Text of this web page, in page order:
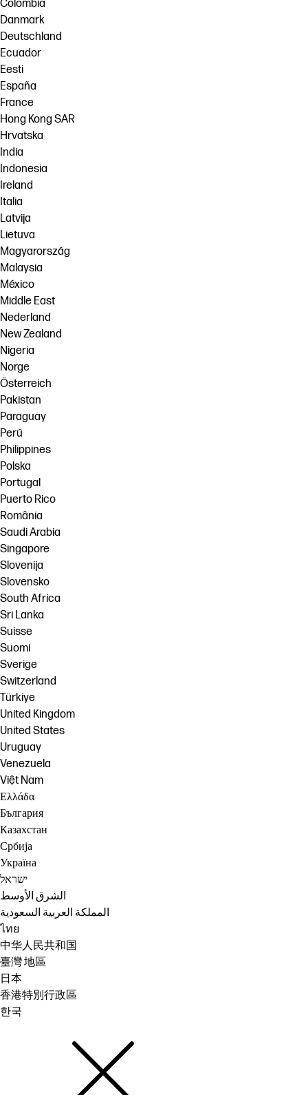
Colombia
Danmark
Deutschland
Ecuador
Eesti
España
France
Hong Kong SAR
Hrvatska
India
Indonesia
Ireland
Italia
Latvija
Lietuva
Magyarország
Malaysia
México
Middle East
Nederland
New Zealand
Nigeria
Norge
Österreich
Pakistan
Paraguay
Perú
Philippines
Polska
Portugal
Puerto Rico
România
Saudi Arabia
Singapore
Slovenija
Slovensko
South Africa
Sri Lanka
Suisse
Suomi
Sverige
Switzerland
Türkiye
United Kingdom
United States
Uruguay
Venezuela
Việt Nam
Ελλάδα
България
Казахстан
Србија
Україна
ישראל
الشرق الأوسط
المملكة العربية السعودية
ไทย
中华人民共和国
臺灣 地區
日本
香港特別行政區
한국